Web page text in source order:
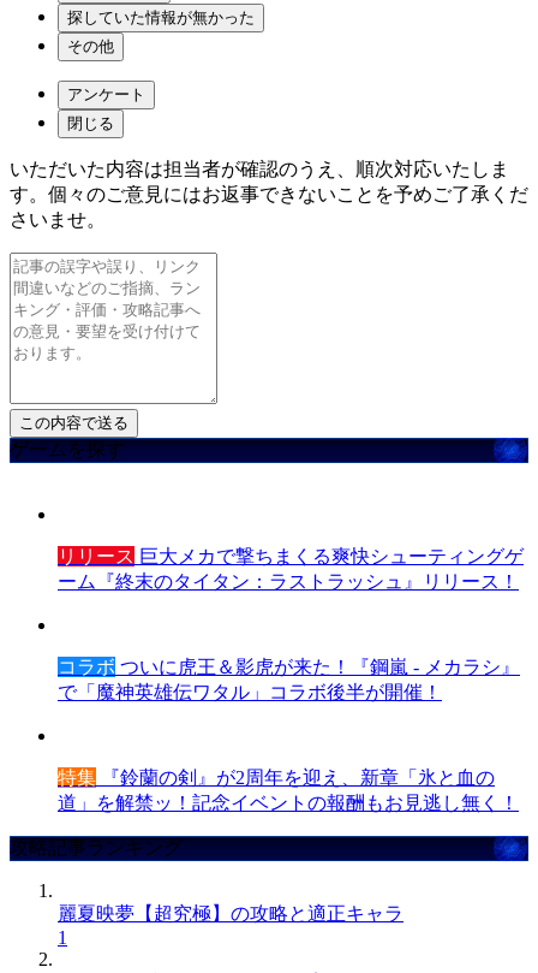
探していた情報が無かった
その他
アンケート
閉じる
いただいた内容は担当者が確認のうえ、順次対応いたしま
す。個々のご意見にはお返事できないことを予めご了承くだ
さいませ。
ゲームを探す
リリース 巨大メカで撃ちまくる爽快シューティングゲ
ーム『終末のタイタン：ラストラッシュ』リリース！
コラボ ついに虎王＆影虎が来た！『鋼嵐 - メカラシ』
で「魔神英雄伝ワタル」コラボ後半が開催！
特集 『鈴蘭の剣』が2周年を迎え、新章「氷と血の
道」を解禁ッ！記念イベントの報酬もお見逃し無く！
攻略記事ランキング
麗夏映夢【超究極】の攻略と適正キャラ
1